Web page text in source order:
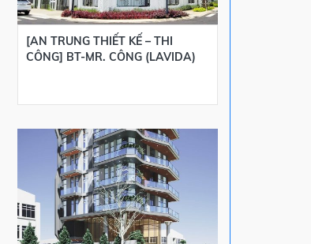
[AN TRUNG THIẾT KẾ – THI
CÔNG] BT-MR. CÔNG (LAVIDA)